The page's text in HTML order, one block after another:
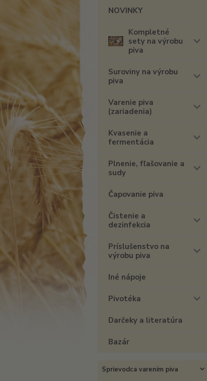
NOVINKY
Kompletné
sety na výrobu
piva
Suroviny na výrobu
piva
Varenie piva
(zariadenia)
Kvasenie a
fermentácia
Plnenie, fľašovanie a
sudy
Čapovanie piva
Čistenie a
dezinfekcia
Príslušenstvo na
výrobu piva
Iné nápoje
Pivotéka
Darčeky a literatúra
Bazár
Sprievodca varením piva